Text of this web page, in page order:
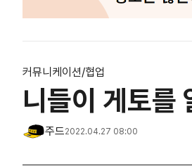
커뮤니케이션/협업
니들이 게토를
주드2022.04.27 08:00